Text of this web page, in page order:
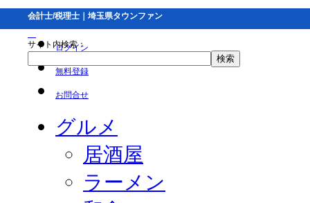
会計士/税理士｜埼玉県タウンファン
ログイン
無料登録
お問合せ
サイト内検索：
グルメ
居酒屋
ラーメン